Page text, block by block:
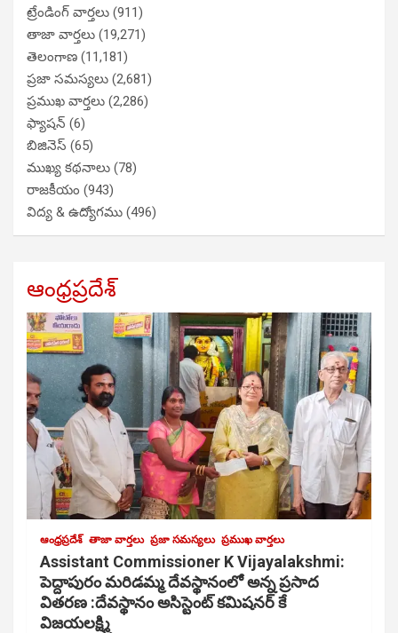
ట్రేండింగ్ వార్తలు (911)
తాజా వార్తలు (19,271)
తెలంగాణ (11,181)
ప్రజా సమస్యలు (2,681)
ప్రముఖ వార్తలు (2,286)
ఫ్యాషన్ (6)
బిజినెస్ (65)
ముఖ్య కథనాలు (78)
రాజకీయం (943)
విద్య & ఉద్యోగము (496)
ఆంధ్రప్రదేశ్
ఆంధ్రప్రదేశ్ తాజా వార్తలు ప్రజా సమస్యలు ప్రముఖ వార్తలు
Assistant Commissioner K Vijayalakshmi:
పెద్దాపురం మరిడమ్మ దేవస్థానంలో అన్న ప్రసాద
వితరణ :దేవస్థానం అసిస్టెంట్ కమిషనర్ కే
విజయలక్ష్మి